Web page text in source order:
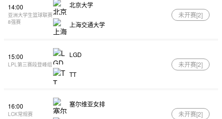
14:00
亚洲大学生篮球联赛
8强赛
北京大学
上海交通大学
未开赛[2]
15:00
LPL第三赛段登峰组
LGD
TT
未开赛[2]
16:00
LCK常规赛
塞尔维亚女排
未开赛[2]